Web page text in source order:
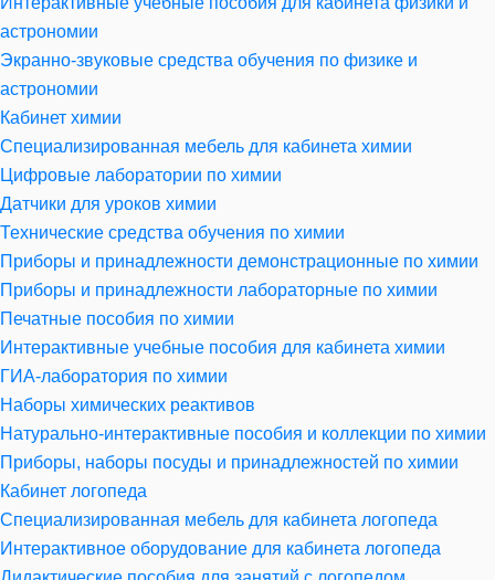
астрономии
Экранно-звуковые средства обучения по физике и
астрономии
Кабинет химии
Специализированная мебель для кабинета химии
Цифровые лаборатории по химии
Датчики для уроков химии
Технические средства обучения по химии
Приборы и принадлежности демонстрационные по химии
Приборы и принадлежности лабораторные по химии
Печатные пособия по химии
Интерактивные учебные пособия для кабинета химии
ГИА-лаборатория по химии
Наборы химических реактивов
Натурально-интерактивные пособия и коллекции по химии
Приборы, наборы посуды и принадлежностей по химии
Кабинет логопеда
Специализированная мебель для кабинета логопеда
Интерактивное оборудование для кабинета логопеда